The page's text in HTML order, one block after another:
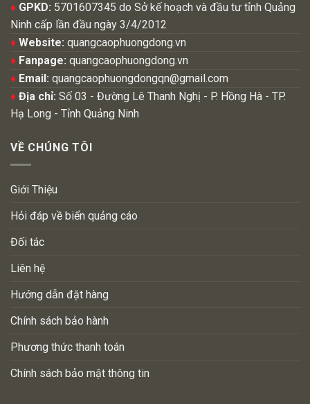
♦ GPKD: 5701607345 do Sở kế hoạch và đầu tư tỉnh Quảng
Ninh cấp lần đầu ngày 3/4/2012
♦ Website: quangcaophuongdong.vn
♦ Fanpage: quangcaophuongdong.vn
♦ Email: quangcaophuongdongqn@gmail.com
♦ Địa chỉ: Số 03 - Đường Lê Thanh Nghị - P. Hồng Hà - TP.
Hạ Long - Tỉnh Quảng Ninh
VỀ CHÚNG TÔI
Giới Thiệu
Hỏi đáp về biển quảng cáo
Đối tác
Liên hệ
Hướng dẫn đặt hàng
Chính sách bảo hành
Phương thức thanh toán
Chính sách bảo mật thông tin